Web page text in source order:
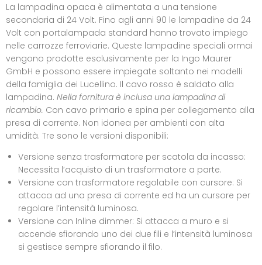
La lampadina opaca è alimentata a una tensione
secondaria di 24 Volt. Fino agli anni 90 le lampadine da 24
Volt con portalampada standard hanno trovato impiego
nelle carrozze ferroviarie. Queste lampadine speciali ormai
vengono prodotte esclusivamente per la Ingo Maurer
GmbH e possono essere impiegate soltanto nei modelli
della famiglia dei Lucellino. Il cavo rosso è saldato alla
lampadina. Nella fornitura è inclusa una lampadina di
ricambio. Con cavo primario e spina per collegamento alla
presa di corrente. Non idonea per ambienti con alta
umidità. Tre sono le versioni disponibili:
Versione senza trasformatore per scatola da incasso:
Necessita l’acquisto di un trasformatore a parte.
Versione con trasformatore regolabile con cursore: Si
attacca ad una presa di corrente ed ha un cursore per
regolare l’intensità luminosa.
Versione con Inline dimmer: Si attacca a muro e si
accende sfiorando uno dei due fili e l’intensità luminosa
si gestisce sempre sfiorando il filo.